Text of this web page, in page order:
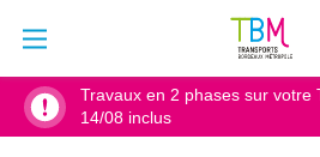
Accueil
Travaux en 2 phases sur votre
14/08 inclus